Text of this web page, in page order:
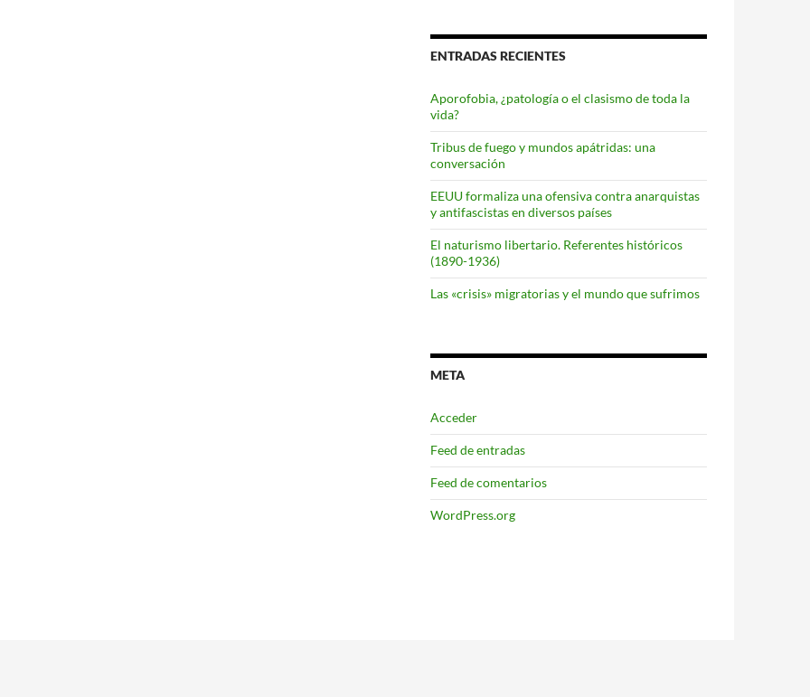
ENTRADAS RECIENTES
Aporofobia, ¿patología o el clasismo de toda la
vida?
Tribus de fuego y mundos apátridas: una
conversación
EEUU formaliza una ofensiva contra anarquistas
y antifascistas en diversos países
El naturismo libertario. Referentes históricos
(1890-1936)
Las «crisis» migratorias y el mundo que sufrimos
META
Acceder
Feed de entradas
Feed de comentarios
WordPress.org